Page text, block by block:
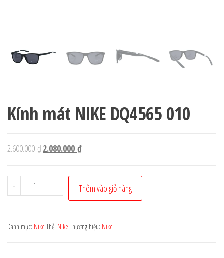
Kính mát NIKE DQ4565 010
2.600.000₫Giá
là:
2.600.000 ₫.
2.080.000 ₫Giá
tại
là:
2.080.000 ₫.
-
Kính
mát
DQ4565
+ Thêm vào giỏ hàng
Danh mục: Nike Thẻ: Nike Thương hiệu: Nike